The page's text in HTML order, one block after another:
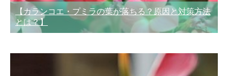
【カランコエ・プミラの葉が落ちる？原因と対策方法
とは？】